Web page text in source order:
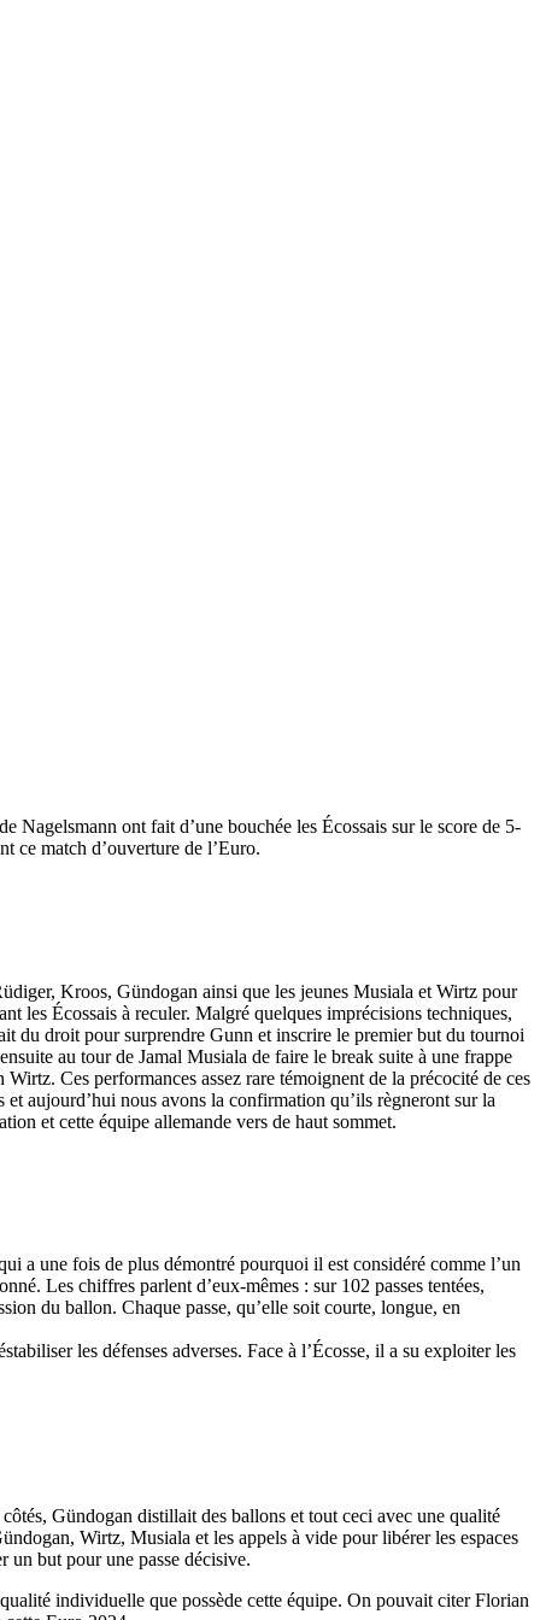
Nagelsmann ont fait d’une bouchée les Écossais sur le score de 5-
ce match d’ouverture de l’Euro.
Kroos, Gündogan ainsi que les jeunes Musiala et Wirtz pour
les Écossais à reculer. Malgré quelques imprécisions techniques,
du droit pour surprendre Gunn et inscrire le premier but du tournoi
au tour de Jamal Musiala de faire le break suite à une frappe
Ces performances assez rare témoignent de la précocité de ces
aujourd’hui nous avons la confirmation qu’ils règneront sur la
et cette équipe allemande vers de haut sommet.
a une fois de plus démontré pourquoi il est considéré comme l’un
Les chiffres parlent d’eux-mêmes : sur 102 passes tentées,
du ballon. Chaque passe, qu’elle soit courte, longue, en
les défenses adverses. Face à l’Écosse, il a su exploiter les
Gündogan distillait des ballons et tout ceci avec une qualité
Wirtz, Musiala et les appels à vide pour libérer les espaces
un but pour une passe décisive.
individuelle que possède cette équipe. On pouvait citer Florian